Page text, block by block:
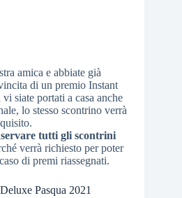
amica e abbiate già
di un premio Instant
siate portati a casa anche
lo stesso scontrino verrà
tutti gli scontrini
verrà richiesto per poter
di premi riassegnati.
Pasqua 2021